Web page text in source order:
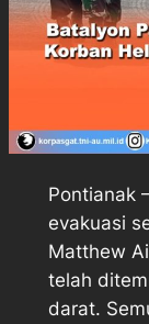
Pontianak
evakuasi
Matthew
telah
darat.